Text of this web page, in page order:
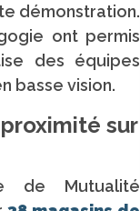
démonstration.
ont permis
des équipes
basse vision.
sur
de Mutualité